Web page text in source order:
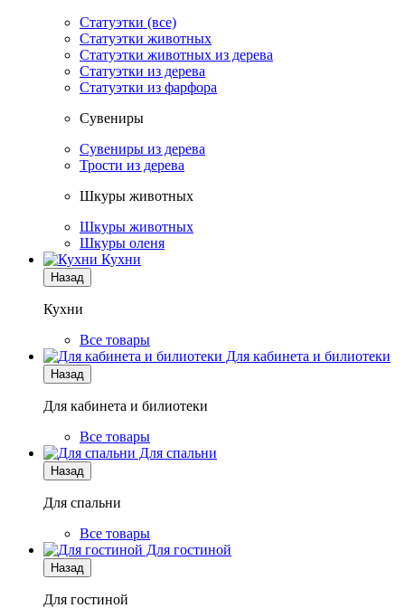
Статуэтки (все)
Статуэтки животных
Статуэтки животных из дерева
Статуэтки из дерева
Статуэтки из фарфора
Сувениры
Сувениры из дерева
Трости из дерева
Шкуры животных
Шкуры животных
Шкуры оленя
Кухни
Назад
Кухни
Все товары
Для кабинета и билиотеки
Назад
Для кабинета и билиотеки
Все товары
Для спальни
Назад
Для спальни
Все товары
Для гостиной
Назад
Для гостиной